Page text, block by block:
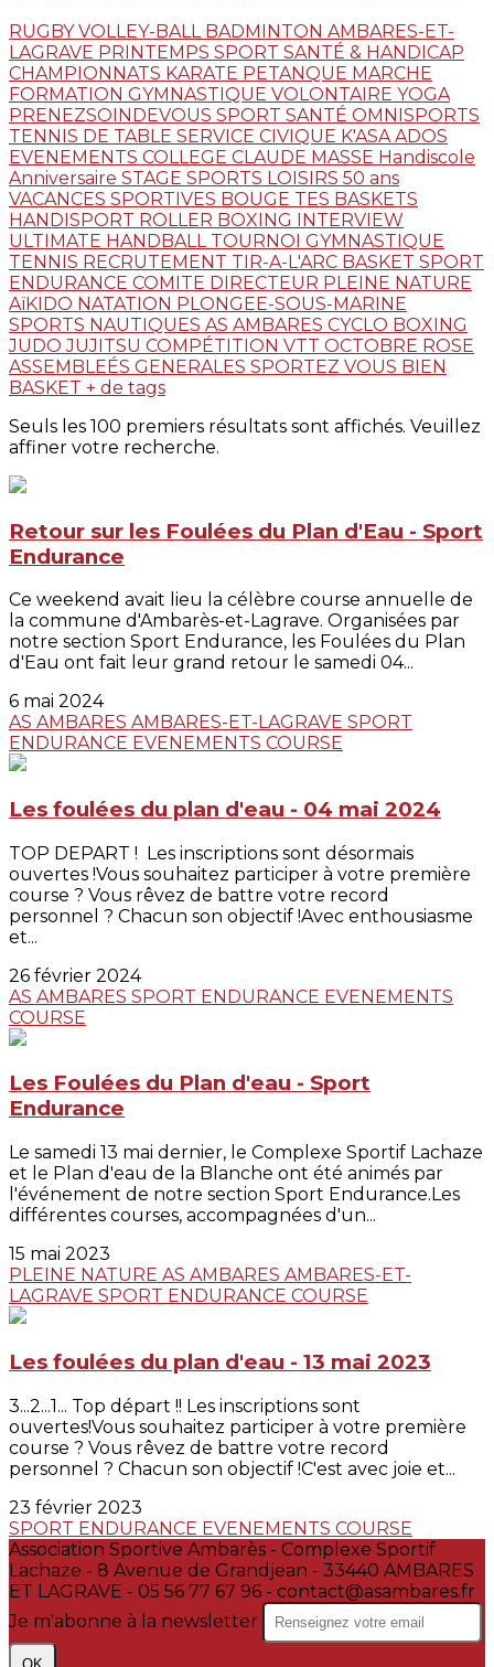
RUGBYVOLLEY-BALL BADMINTON AMBARES-ET-
LAGRAVE PRINTEMPS SPORT SANTÉ & HANDICAP
CHAMPIONNATS KARATE PETANQUE MARCHE
FORMATION GYMNASTIQUE VOLONTAIRE YOGA
PRENEZSOINDEVOUS SPORT SANTÉ OMNISPORTS
TENNIS DE TABLE SERVICE CIVIQUE K'ASA ADOS
EVENEMENTS COLLEGE CLAUDE MASSE Handiscole
Anniversaire STAGE SPORTS LOISIRS 50 ans
VACANCES SPORTIVES BOUGE TES BASKETS
HANDISPORT ROLLER BOXING INTERVIEW
ULTIMATE HANDBALL TOURNOI GYMNASTIQUE
TENNIS RECRUTEMENT TIR-A-L'ARC BASKET SPORT
ENDURANCE COMITE DIRECTEUR PLEINE NATURE
AïKIDO NATATION PLONGEE-SOUS-MARINE
SPORTS NAUTIQUES AS AMBARES CYCLO BOXING
JUDO JUJITSU COMPÉTITION VTT OCTOBRE ROSE
ASSEMBLEÉS GENERALES SPORTEZ VOUS BIEN
BASKET + de tags
Seuls les 100 premiers résultats sont affichés. Veuillez
affiner votre recherche.
Retour sur les Foulées du Plan d'Eau - Sport
Endurance
Ce weekend avait lieu la célèbre course annuelle de
la commune d'Ambarès-et-Lagrave. Organisées par
notre section Sport Endurance, les Foulées du Plan
d'Eau ont fait leur grand retour le samedi 04...
6 mai 2024
AS AMBARES AMBARES-ET-LAGRAVE SPORT
ENDURANCE EVENEMENTS COURSE
Les foulées du plan d'eau - 04 mai 2024
TOP DEPART ! Les inscriptions sont désormais
ouvertes !Vous souhaitez participer à votre première
course ? Vous rêvez de battre votre record
personnel ? Chacun son objectif !Avec enthousiasme
et...
26 février 2024
AS AMBARES SPORT ENDURANCE EVENEMENTS
COURSE
Les Foulées du Plan d'eau - Sport
Endurance
Le samedi 13 mai dernier, le Complexe Sportif Lachaze
et le Plan d'eau de la Blanche ont été animés par
l'événement de notre section Sport Endurance.Les
différentes courses, accompagnées d'un...
15 mai 2023
PLEINE NATURE AS AMBARES AMBARES-ET-
LAGRAVE SPORT ENDURANCE COURSE
Les foulées du plan d'eau - 13 mai 2023
3...2...1... Top départ !! Les inscriptions sont
ouvertes!Vous souhaitez participer à votre première
course ? Vous rêvez de battre votre record
personnel ? Chacun son objectif !C'est avec joie et...
23 février 2023
SPORT ENDURANCE EVENEMENTS COURSE
Association Sportive Ambarès - Complexe Sportif
Lachaze - 8 Avenue de Grandjean - 33440 AMBARES
ET LAGRAVE - 05 56 77 67 96 - contact@asambares.fr
Je m'abonne à la newsletter